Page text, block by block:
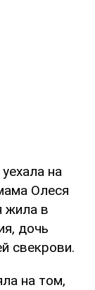
на
Олеся
жила в
дочь
свекрови.
на том,